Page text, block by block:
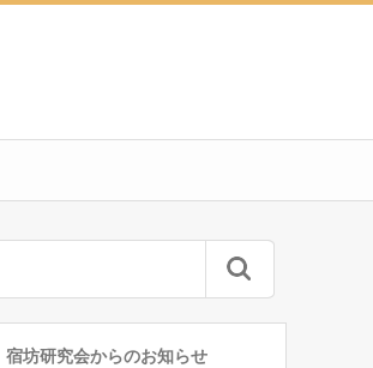
宿坊研究会からのお知らせ